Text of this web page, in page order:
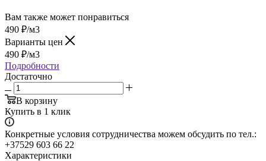
Вам также может понравиться
490 ₽/м3
Варианты цен
490 ₽/м3
Подробности
Достаточно
В корзину
Купить в 1 клик
Конкретные условия сотрудничества можем обсудить по тел.:
+37529 603 66 22
Характеристики